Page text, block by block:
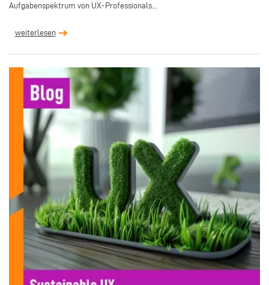
Aufgabenspektrum von UX-Professionals...
weiterlesen